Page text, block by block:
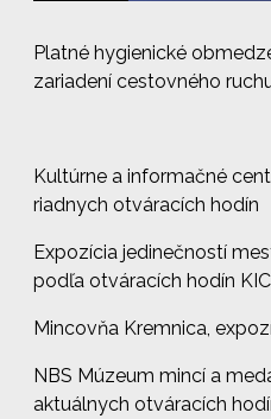
Platné hygienické
zariadení cestovného
Kultúrne a informačné
riadnych otváracích hodín
Expozícia jedinečností
podľa otváracích hodín KIC
Mincovňa Kremnica,
NBS Múzeum mincí a
aktuálnych otváracích